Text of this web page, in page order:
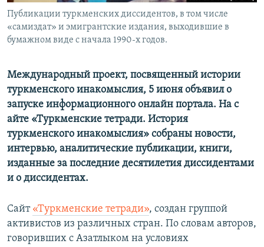
Публикации туркменских диссидентов, в том числе
«самиздат» и эмигрантские издания, выходившие в
бумажном виде с начала 1990‑х годов.
Международный проект, посвященный истории
туркменского инакомыслия, 5 июня объявил о
запуске информационного онлайн портала. На с​
айте «Туркменские тетради. История
туркменского инакомыслия» собраны новости,
интервью, аналитические публикации, книги,
изданные за последние десятилетия диссидентами
и о диссидентах.
Сайт «Туркменские тетради», создан группой
активистов из различных стран. По словам авторов,
говоривших с Азатлыком на условиях